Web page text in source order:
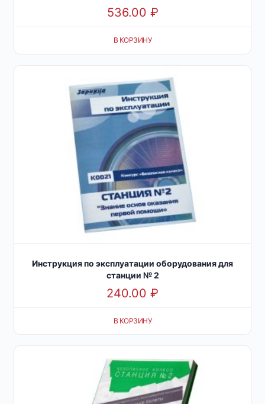
536.00 ₽
В КОРЗИНУ
Инструкция по эксплуатации оборудования для
станции № 2
240.00 ₽
В КОРЗИНУ